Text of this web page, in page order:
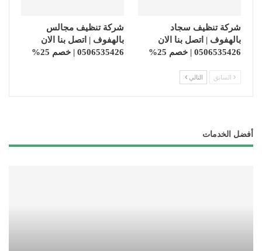
شركة تنظيف سجاد
بالهفوف | اتصل بنا الان
0506535426 | خصم 25%
شركة تنظيف مجالس
بالهفوف | اتصل بنا الان
0506535426 | خصم 25%
السابق التالي
أفضل الخدمات